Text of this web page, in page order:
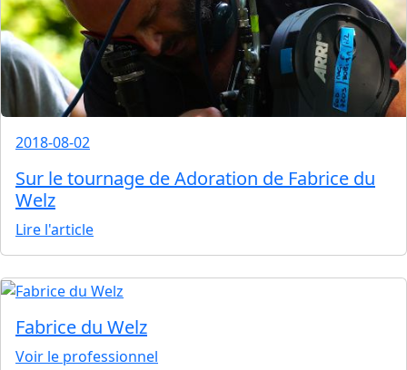
2018-08-02
Sur le tournage de Adoration de Fabrice du
Welz
Lire l'article
Fabrice du Welz
Voir le professionnel